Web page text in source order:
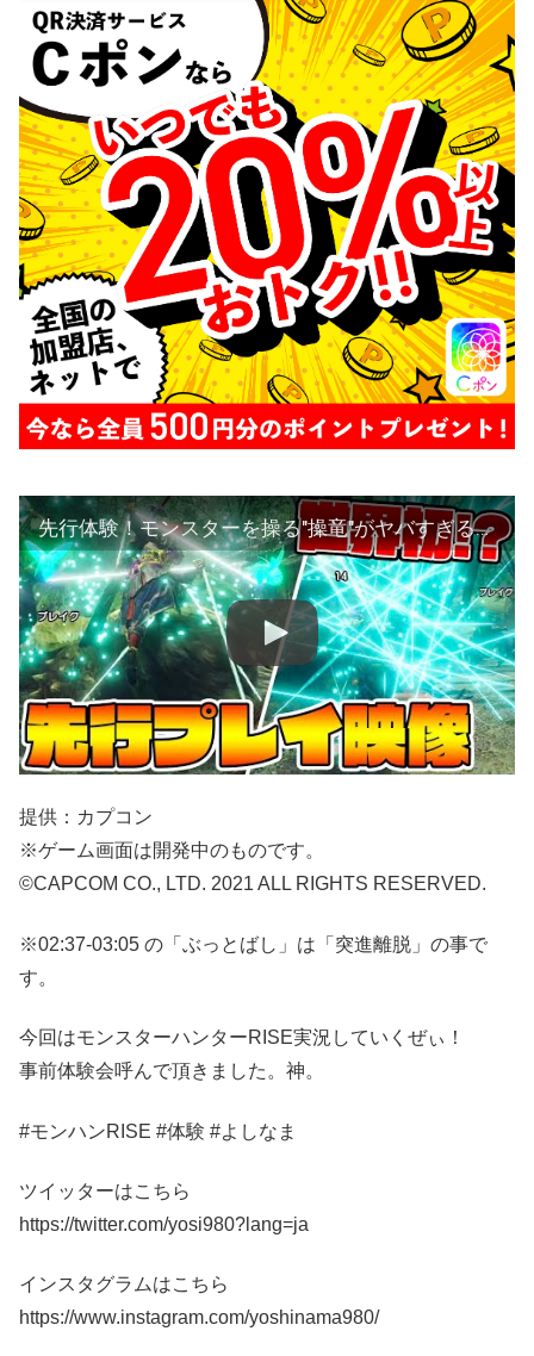
先行体験！モンスターを操る"操竜"がヤバすぎる件【モンハンライズ】
提供：カプコン
※ゲーム画面は開発中のものです。
©CAPCOM CO., LTD. 2021 ALL RIGHTS RESERVED.
※02:37-03:05 の「ぶっとばし」は「突進離脱」の事で
す。
今回はモンスターハンターRISE実況していくぜぃ！
事前体験会呼んで頂きました。神。
#モンハンRISE #体験 #よしなま
ツイッターはこちら
https://twitter.com/yosi980?lang=ja
インスタグラムはこちら
https://www.instagram.com/yoshinama980/